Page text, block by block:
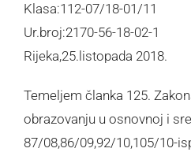
Klasa:112-07/18-01/11
Ur.broj:2170-56-18-02-1
Rijeka,25.listopada 2018.
Temeljem članka 125.
obrazovanju u osnovnoj i
87/08,86/09,92/10,105/10-